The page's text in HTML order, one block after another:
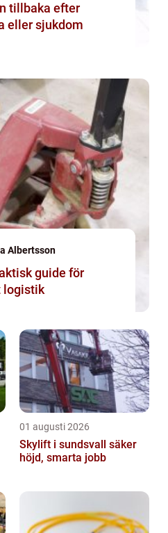
eller sjukdom
Albertsson
guide för
logistik
01 augusti 2026
Skylift i sundsvall säker
höjd, smarta jobb